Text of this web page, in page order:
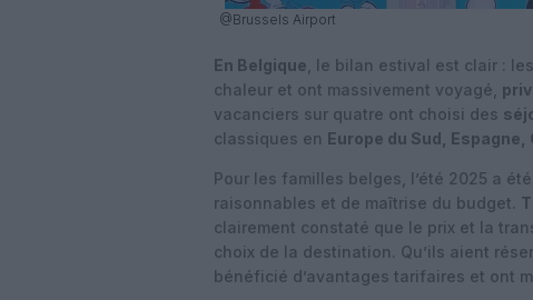
@Brussels Airport
En Belgique , le bilan estival est clair :
chaleur et ont massivement voyagé,
vacanciers sur quatre ont choisi des
classiques en Europe du Sud,
Pour les familles belges, l’été 2025 a
raisonnables et de maîtrise du budget.
clairement constaté que le prix et la
choix de la destination. Qu’ils aient
bénéficié d’avantages tarifaires et ont